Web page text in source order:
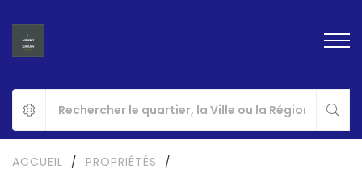
ACCUEIL / PROPRIÉTÉS
/